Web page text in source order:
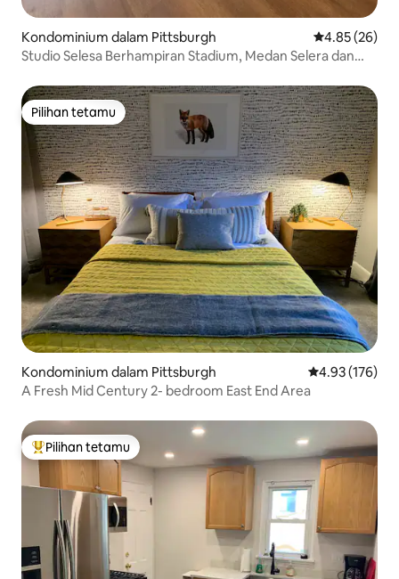
Kondominium dalam Pittsburgh Penarafan
4.85 (26)
Studio Selesa Berhampiran Stadium, Medan Selera dan
Pilihan tetamu
Pilihan tetamu
Kondominium dalam Pittsburgh Penarafan
4.93 (176)
A Fresh Mid Century 2- bedroom East End Area
Pilihan utama tetamu
Pilihan tetamu